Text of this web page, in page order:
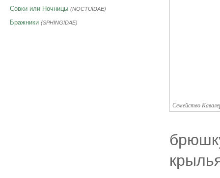
Совки или Ночницы (NOCTUIDAE)
Бражники (SPHINGIDAE)
Семейство